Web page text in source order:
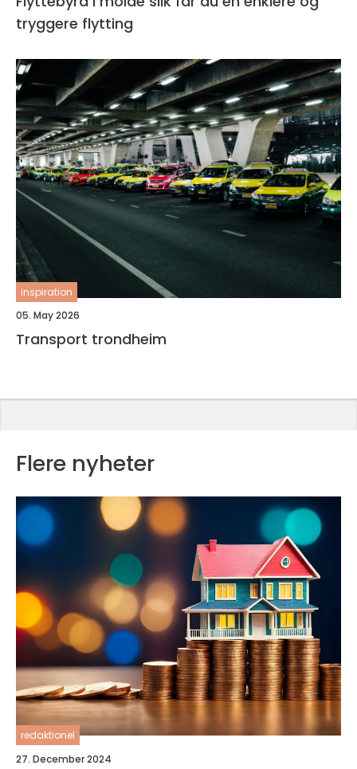
tryggere flytting
inspiration
05. May 2026
Transport trondheim
Flere nyheter
redaktionel
27. December 2024